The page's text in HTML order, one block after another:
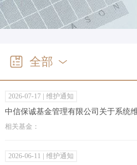
全部
2026-07-17 | 维护通知
中信保诚基金管理有限公司关于系统
相关基金：
2026-06-11 | 维护通知